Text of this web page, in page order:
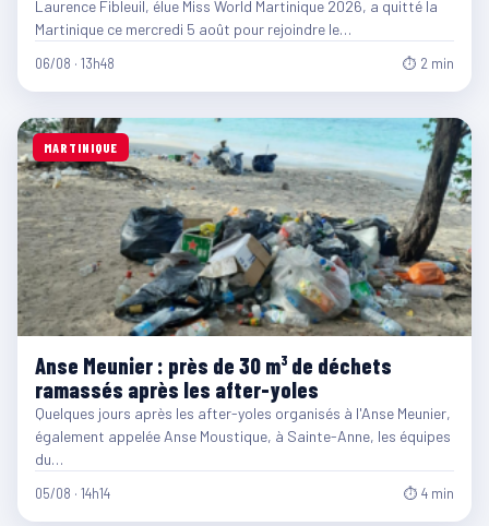
Laurence Fibleuil, élue Miss World Martinique 2026, a quitté la
Martinique ce mercredi 5 août pour rejoindre le…
06/08 · 13h48 ⏱ 2 min
MARTINIQUE
Anse Meunier : près de 30 m³ de déchets
ramassés après les after-yoles
Quelques jours après les after-yoles organisés à l'Anse Meunier,
également appelée Anse Moustique, à Sainte-Anne, les équipes
du…
05/08 · 14h14 ⏱ 4 min